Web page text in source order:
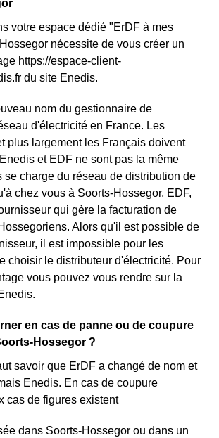
votre espace dédié "ErDF à mes
nécessite de vous créer un
https://espace-client-
du site Enedis.
nom du gestionnaire de
d'électricité en France. Les
plus largement les Français doivent
et EDF ne sont pas la même
se charge du réseau de distribution de
chez vous à Soorts-Hossegor, EDF,
qui gère la facturation de
Alors qu'il est possible de
il est impossible pour les
choisir le distributeur d'électricité. Pour
vous pouvez vous rendre sur la
en cas de panne ou de coupure
Hossegor ?
savoir que ErDF a changé de nom et
Enedis. En cas de coupure
cas de figures existent
dans Soorts-Hossegor ou dans un